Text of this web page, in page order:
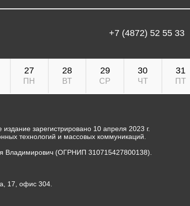
+7 (4872) 52 55 33
27
ПН
28
ВТ
29
СР
30
ЧТ
31
ПТ
зарегистрировано 10 апреля 2023 г.
технологий и массовых коммуникаций.
Владимирович (ОГРНИП 310715427800138).
17, офис 304.